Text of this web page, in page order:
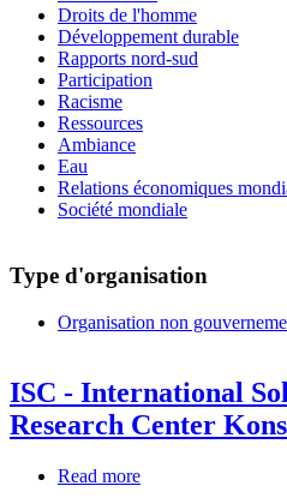
Droits de l'homme
Développement durable
Rapports nord-sud
Participation
Racisme
Ressources
Ambiance
Eau
Relations économiques
Société mondiale
Type d'organisation
Organisation non
ISC - International
Research Center
Read more